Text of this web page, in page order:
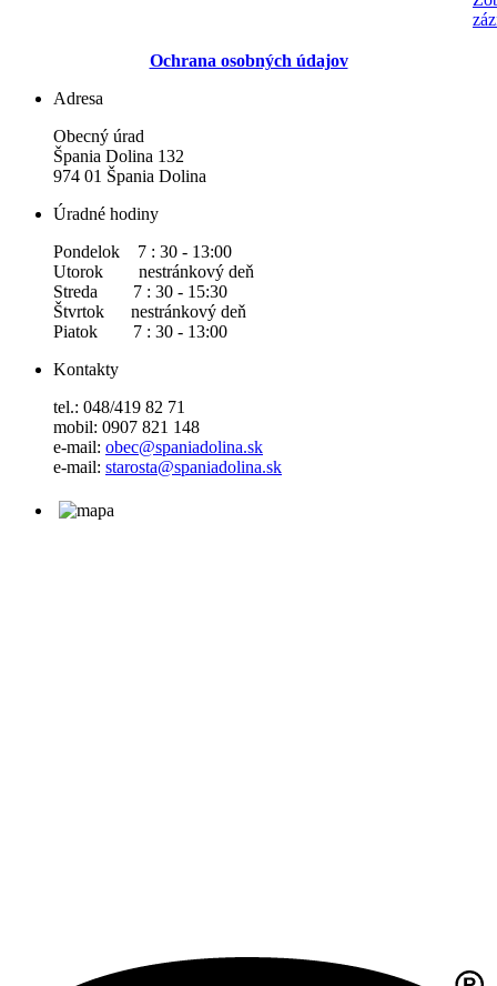
Ochrana osobných údajov
Adresa
Obecný úrad
Špania Dolina 132
974 01 Špania Dolina
Úradné hodiny
Pondelok 7 : 30 - 13:00
Utorok nestránkový deň
Streda 7 : 30 - 15:30
Štvrtok nestránkový deň
Piatok 7 : 30 - 13:00
Kontakty
tel.: 048/419 82 71
mobil: 0907 821 148
e-mail: obec@spaniadolina.sk
e-mail: starosta@spaniadolina.sk